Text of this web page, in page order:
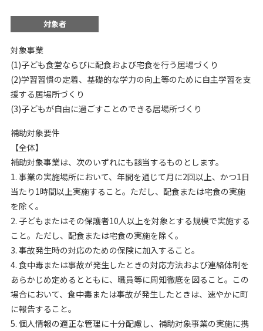
対象者
対象事業
(1)子ども食堂ならびに配食および宅食を行う居場づくり
(2)学習習慣の定着、基礎的な学力の向上等のために自主学習を支
援する居場所づくり
(3)子どもが自由に過ごすことのできる居場所づくり
補助対象要件
【全体】
補助対象事業は、次のいずれにも該当するものとします。
1. 事業の実施場所において、年間を通じて月に2回以上、かつ1日
当たり1時間以上実施すること。ただし、配食または宅食の実施
を除く。
2. 子どもまたはその保護者10人以上を対象とする規模で実施する
こと。ただし、配食または宅食の実施を除く。
3. 事故発生時の対応のための保険に加入すること。
4. 食中毒または事故が発生したときの対応方法および連絡体制を
あらかじめ定めるとともに、職員等に周知徹底を図ること。この
場合において、食中毒または事故が発生したときは、速やかに町
に報告すること。
5. 個人情報の適正な管理に十分配慮し、補助対象事業の実施に携